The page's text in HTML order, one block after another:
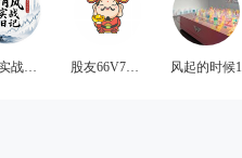
清风实战日记 股友66V755r382 风起的时候1